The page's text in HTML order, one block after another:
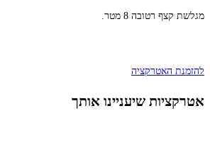
מגלשת קצף רטובה 8 מטר.
להזמנת האטרקציה
אטרקציות שיעניינו אותך